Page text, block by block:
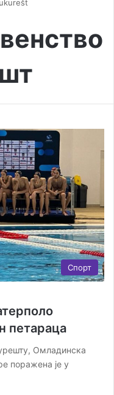
Спорт
петараца
Омладинска
поражена је у